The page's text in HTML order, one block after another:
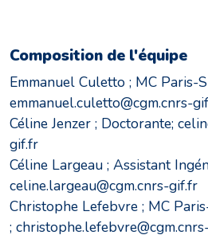
Composition de l'équipe
Emmanuel Culetto ; MC Paris-
emmanuel.culetto@cgm.cnrs-
Céline Jenzer ; Doctorante;
gif.fr
Céline Largeau ; Assistant
celine.largeau@cgm.cnrs-gif.fr
Christophe Lefebvre ; MC
;